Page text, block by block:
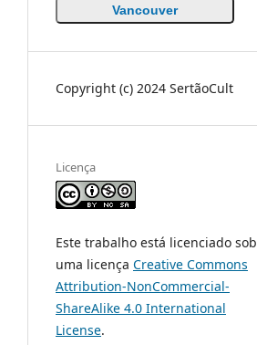
Vancouver
Copyright (c) 2024 SertãoCult
Licença
Este trabalho está licenciado sob
uma licença Creative Commons
Attribution-NonCommercial-
ShareAlike 4.0 International
License.